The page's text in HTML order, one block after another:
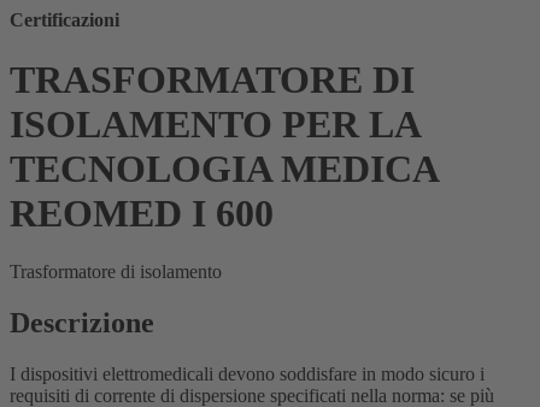
Certificazioni
TRASFORMATORE DI
ISOLAMENTO PER LA
TECNOLOGIA MEDICA
REOMED I 600
Trasformatore di isolamento
Descrizione
I dispositivi elettromedicali devono soddisfare in modo sicuro i
requisiti di corrente di dispersione specificati nella norma: se più